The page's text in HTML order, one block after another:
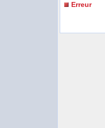
Erreur